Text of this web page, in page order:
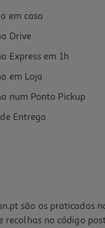
em casa
Drive
Express em 1h
em Loja
num Ponto Pickup
Entrega
são os praticados
recolhas no código